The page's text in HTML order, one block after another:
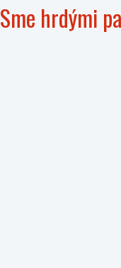
Sme hrdými